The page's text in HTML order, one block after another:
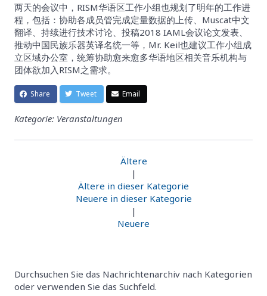
两天的会议中，RISM华语区工作小组也规划了明年的工作进
程，包括：协助各成员管完成定量数据的上传、Muscat中文
翻译、持续进行技术讨论、投稿2018 IAML会议论文发表、
推动中国民族乐器英译名统一等，Mr. Keil也建议工作小组成
立区域办公室，统筹协助愈来愈多华语地区相关音乐机构与
团体欲加入RISM之需求。
Share Tweet Email
Kategorie: Veranstaltungen
Ältere
|
Ältere in dieser Kategorie
Neuere in dieser Kategorie
|
Neuere
Durchsuchen Sie das Nachrichtenarchiv nach Kategorien
oder verwenden Sie das Suchfeld.